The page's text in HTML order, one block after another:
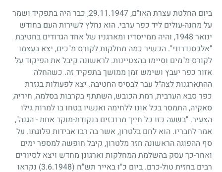
ביום החלטת עצרת האו"ם,29.11.1947, כבר היה בתפקיד ושמר
על מחנה-עולים ליד כפר ערבי. הוא נחלץ לשירות העם בחודש
ינואר 1948, והיה ממייסדיו ומארגניו של אחד הגדודים בחטיבת
"אלכסנדרוני". הכשיר כמה מחלקות לקורס מ"כים, יצא בעצמו
לקורס מ"מים וסיימו בהצטיינות. לראשונה קיבל את הפיקוד על
אזור כפר יעבץ ושימש זמן ממושך בתפקיד זה. כשהחלה
ההתארגנות לצה"ל עבר לבסיס החטיבה. יצא לפעולות בגזרת
כפר סבא הערבית, רמת הכובש, השתתף בקרבות בסלמה, חיריה,
סאקיה, התמסר בכל אונו ללחימה ואנשיו בטחו בו למרות גילו
הצעיר. "בשעה כזו כל חייך מרוכזים בנקודת-מוקד אחת - הגנה",
אמר לחבריו. הוא לחם בלטרון, אשר בה רבו אבידות פלוגתו. על
סף ההפוגה הראשונה חזר מלטרון, קיבל חופשה למספר ימים
ואחר-כך עסק בהשלמת המחלקות וארגונן מחדש ויצא לסיורים
רבים בחזית טול-כרם. ביום כ"ו באייר תש"ח (3.6.1948) נקראו